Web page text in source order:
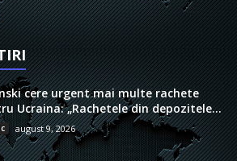
cere urgent mai multe rachete
Ucraina: „Rachetele din depozitele...
august 9, 2026